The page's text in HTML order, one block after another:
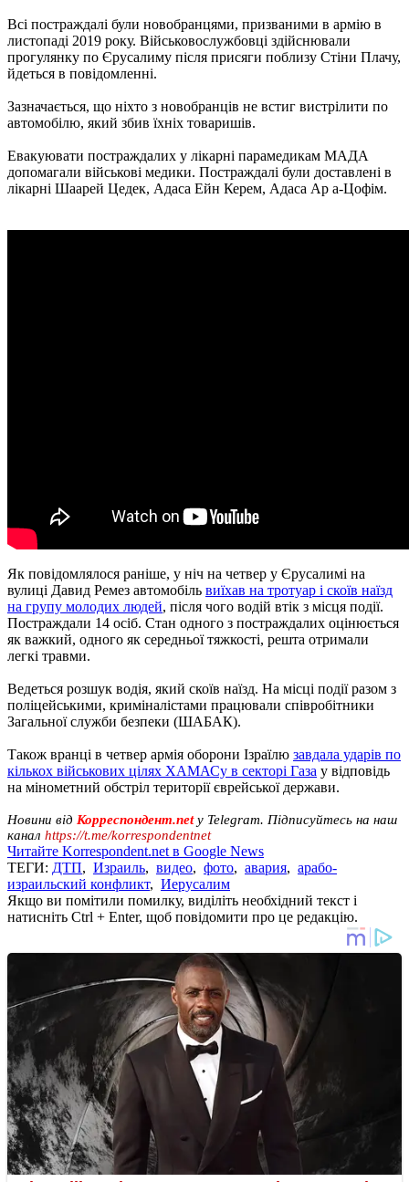
Всі постраждалі були новобранцями, призваними в армію в
листопаді 2019 року. Військовослужбовці здійснювали
прогулянку по Єрусалиму після присяги поблизу Стіни Плачу,
йдеться в повідомленні.
Зазначається, що ніхто з новобранців не встиг вистрілити по
автомобілю, який збив їхніх товаришів.
Евакуювати постраждалих у лікарні парамедикам МАДА
допомагали військові медики. Постраждалі були доставлені в
лікарні Шаарей Цедек, Адаса Ейн Керем, Адаса Ар а-Цофім.
Як повідомлялося раніше, у ніч на четвер у Єрусалимі на
вулиці Давид Ремез автомобіль виїхав на тротуар і скоїв наїзд
на групу молодих людей, після чого водій втік з місця події.
Постраждали 14 осіб. Стан одного з постраждалих оцінюється
як важкий, одного як середньої тяжкості, решта отримали
легкі травми.
Ведеться розшук водія, який скоїв наїзд. На місці події разом з
поліцейськими, криміналістами працювали співробітники
Загальної служби безпеки (ШАБАК).
Також вранці в четвер армія оборони Ізраїлю завдала ударів по
кількох військових цілях ХАМАСу в секторі Газа у відповідь
на мінометний обстріл території єврейської держави.
Новини від Корреспондент.net у Telegram. Підписуйтесь на наш
канал https://t.me/korrespondentnet
Читайте Korrespondent.net в Google News
ТЕГИ: ДТП, Израиль, видео, фото, авария, арабо-
израильский конфликт, Иерусалим
Якщо ви помітили помилку, виділіть необхідний текст і
натисніть Ctrl + Enter, щоб повідомити про це редакцію.